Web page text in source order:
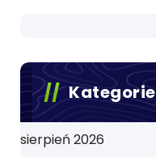
Kategorie
sierpień 2026